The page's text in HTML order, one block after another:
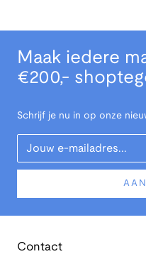
Maak iedere
€200,-
Schrijf je nu in op onze
Your Email
Contact